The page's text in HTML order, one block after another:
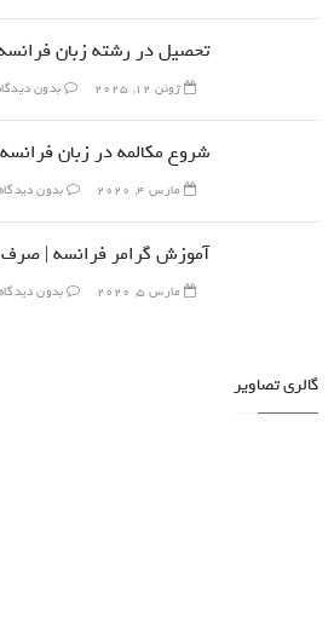
تحصیل در رشته زبان
ژوئن 12, 2025 بدون
شروع مکالمه در زبان
مارس 4, 2020 بدون دیدگاه
آموزش گرامر فرانسه |
مارس 5, 2020 بدون دیدگاه
گالری تصاویر